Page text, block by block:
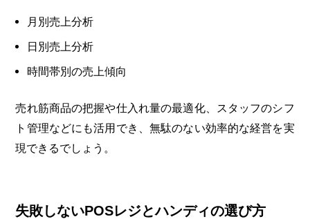
月別売上分析
日別売上分析
時間帯別の売上傾向
売れ筋商品の把握や仕入れ量の最適化、スタッフのシフ
ト管理などにも活用でき、無駄のない効率的な経営を実
現できるでしょう。
失敗しないPOSレジとハンディの選び方